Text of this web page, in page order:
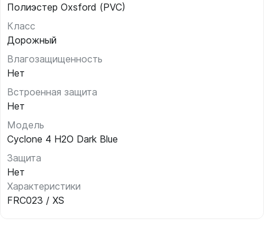
Полиэстер Oxsford (PVC)
Класс
Дорожный
Влагозащищенность
Нет
Встроенная защита
Нет
Модель
Cyclone 4 H2O Dark Blue
Защита
Нет
Характеристики
FRC023 / XS